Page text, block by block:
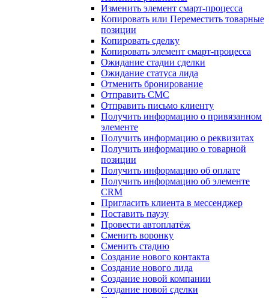
Изменить элемент смарт-процесса
Копировать или Переместить товарные
позиции
Копировать сделку
Копировать элемент смарт-процесса
Ожидание стадии сделки
Ожидание статуса лида
Отменить бронирование
Отправить СМС
Отправить письмо клиенту
Получить информацию о привязанном
элементе
Получить информацию о реквизитах
Получить информацию о товарной
позиции
Получить информацию об оплате
Получить информацию об элементе
CRM
Пригласить клиента в мессенджер
Поставить паузу
Провести автоплатёж
Сменить воронку
Сменить стадию
Создание нового контакта
Создание нового лида
Создание новой компании
Создание новой сделки